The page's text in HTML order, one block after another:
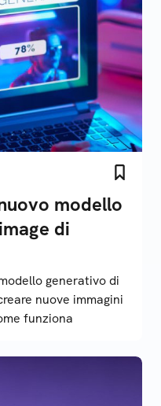
modello
di
generativo di
nuove immagini
funziona